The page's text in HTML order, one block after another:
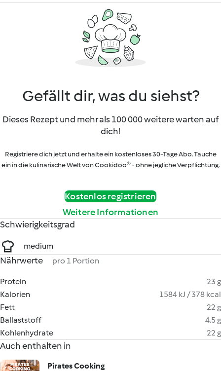
Gefällt dir, was du siehst?
Dieses Rezept und mehr als 100 000 weitere warten auf
dich!
Registriere dich jetzt und erhalte ein kostenloses 30-Tage Abo. Tauche
ein in die kulinarische Welt von Cookidoo® - ohne jegliche Verpflichtung.
Kostenlos registrieren
Weitere Informationen
Schwierigkeitsgrad
medium
Nährwerte pro 1 Portion
Protein
23 g
Kalorien
1584 kJ / 378 kcal
Fett
22 g
Ballaststoff
4.5 g
Kohlenhydrate
22 g
Auch enthalten in
Pirates Cooking